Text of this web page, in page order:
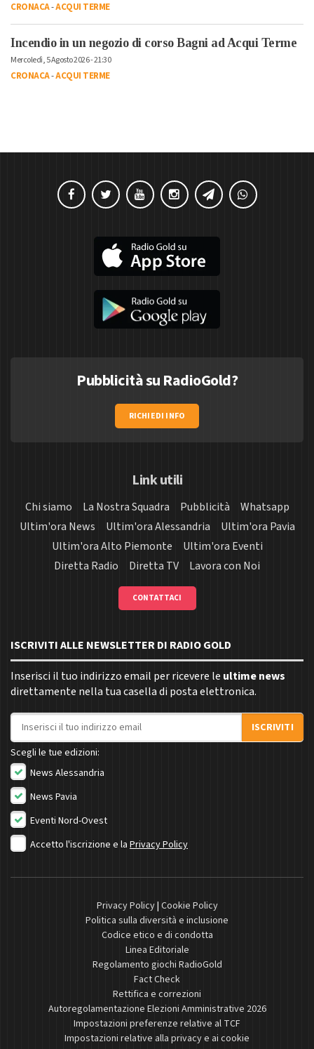
CRONACA-ACQUI TERME
Incendio in un negozio di corso Bagni ad Acqui Terme
Mercoledì, 5 Agosto 2026 - 21:30
CRONACA-ACQUI TERME
Pubblicità su RadioGold?
RICHIEDI INFO
Link utili
Chi siamo La Nostra Squadra Pubblicità
Whatsapp
Ultim'ora News
Ultim'ora Alessandria
Ultim'ora Pavia
Ultim'ora Alto Piemonte
Ultim'ora Eventi
Diretta Radio
Diretta TV Lavora con Noi
CONTATTACI
ISCRIVITI ALLE NEWSLETTER DI RADIO GOLD
Inserisci il tuo indirizzo email per ricevere le ultime news
direttamente nella tua casella di posta elettronica.
Indirizzo email
ISCRIVITI
Scegli le tue edizioni:
News Alessandria
News Pavia
Eventi Nord-Ovest
Accetto l'iscrizione e la Privacy Policy
Privacy Policy| Cookie Policy
Politica sulla diversità e inclusione
Codice etico e di condotta
Linea Editoriale
Regolamento giochi RadioGold
Fact Check
Rettifica e correzioni
Autoregolamentazione Elezioni Amministrative 2026
Impostazioni preferenze relative al TCF
Impostazioni relative alla privacy e ai cookie